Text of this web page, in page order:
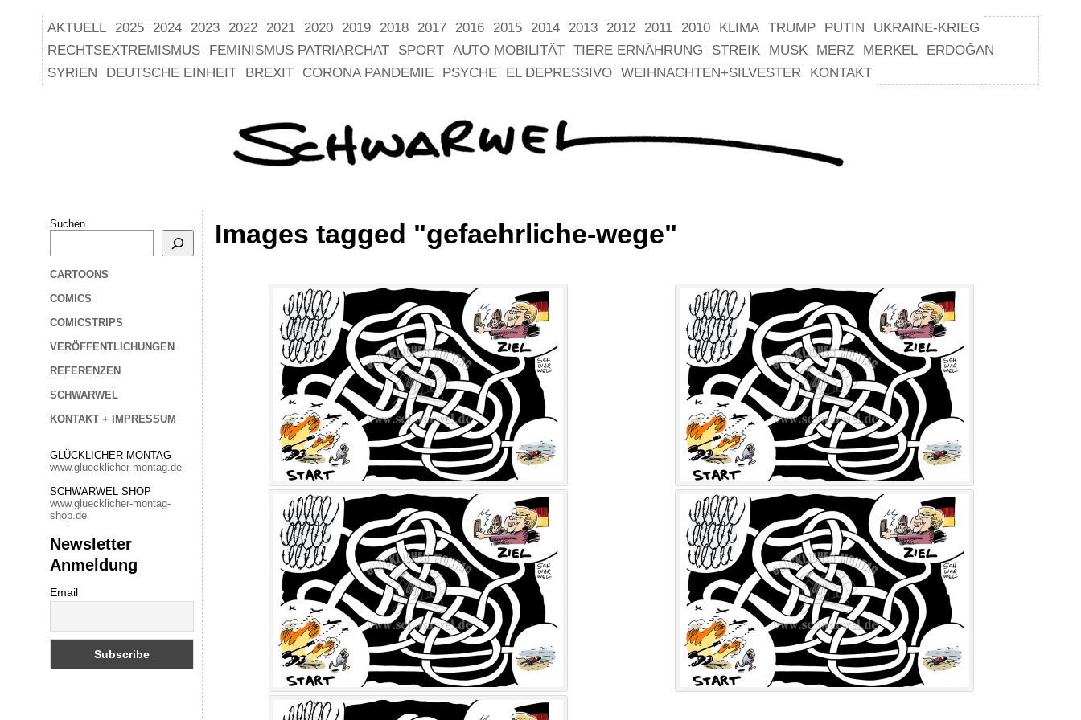
AKTUELL 2025 2024 2023 2022 2021 2020 2019 2018 2017 2016 2015 2014 2013 2012 2011 2010 KLIMA TRUMP PUTIN
UKRAINE-KRIEG
RECHTSEXTREMISMUS
FEMINISMUS PATRIARCHAT SPORT AUTO MOBILITÄT TIERE ERNÄHRUNG STREIK MUSK MERZ MERKEL
ERDOĞAN
SYRIEN
DEUTSCHE EINHEIT BREXIT CORONA PANDEMIE PSYCHE EL DEPRESSIVO WEIHNACHTEN+SILVESTER KONTAKT
Suchen
CARTOONS
COMICS
COMICSTRIPS
VERÖFFENTLICHUNGEN
REFERENZEN
SCHWARWEL
KONTAKT + IMPRESSUM
GLÜCKLICHER MONTAG
www.gluecklicher-montag.de
SCHWARWEL SHOP
www.gluecklicher-montag-
shop.de
Newsletter
Anmeldung
Email
Images tagged "gefaehrliche-wege"